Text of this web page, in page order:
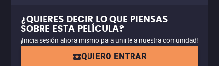
¿QUIERES DECIR LO QUE PIENSAS
SOBRE ESTA PELÍCULA?
¡Inicia sesión ahora mismo para unirte a nuestra comunidad!
QUIERO ENTRAR